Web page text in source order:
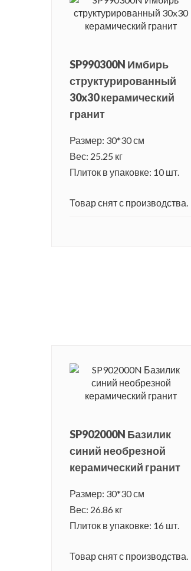
SP990300N Имбирь
структурированный
30x30 керамический
гранит
Размер: 30*30 см
Вес: 25.25 кг
Плиток в упаковке: 10 шт.
Товар снят с производства.
SP902000N Базилик
синий необрезной
керамический гранит
Размер: 30*30 см
Вес: 26.86 кг
Плиток в упаковке: 16 шт.
Товар снят с производства.